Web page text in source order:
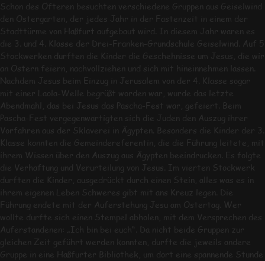
Schon des Öfteren besuchten verschiedene Gruppen aus Geiselwind
den Ostergarten, der jedes Jahr in der Fastenzeit in einem der
Stadttürme von Haßfurt aufgebaut wird. In diesem Jahr waren es
die 3. und 4. Klasse der Drei-Franken-Grundschule Geiselwind. Auf 5
Stockwerken durften die Kinder die Geschehnisse um Jesus, die wir
an Ostern feiern, nachvollziehen und sich mit hineinnehmen lassen.
Nachdem Jesus beim Einzug in Jerusalem von der 4. Klasse sogar
mit einer Laola-Welle begrüßt worden war, wurde das letzte
Abendmahl, das bei Jesus das Pascha-Fest war, gefeiert. Beim
Pascha-Fest vergegenwärtigten sich die Juden den Auszug ihrer
Vorfahren aus der Sklaverei in Ägypten. Besonders die Kinder der 3.
Klasse konnten die Gemeindereferentin, die die Führung leitete, mit
ihrem Wissen über den Auszug aus Ägypten beeindrucken. Es folgte
die Verhaftung und Verurteilung von Jesus. Im vierten Stockwerk
durften die Kinder, ausgedrückt durch einen Stein, alles was es in
ihrem eigenen Leben Schweres gibt mit ans Kreuz legen. Die
Führung endete mit der Auferstehung Jesu am Ostertag. Wer
wollte durfte sich einen Stempel abholen, mit dem Versprechen des
Auferstandenen: „Ich bin bei euch“. Da nicht beide Gruppen zur
gleichen Zeit geführt werden konnten, durfte die jeweils andere
Gruppe in eine Haßfurter Bibliothek, um dort eine spannende Stunde